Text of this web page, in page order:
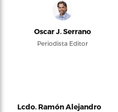
Oscar J. Serrano
Periodista Editor
Lcdo. Ramón Alejandro